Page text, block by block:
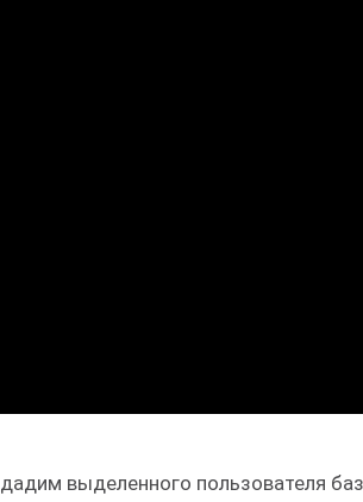
выделенного пользователя